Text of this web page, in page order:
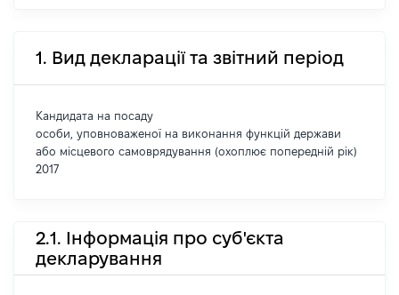
1. Вид декларації та звітний період
Кандидата на посаду
особи, уповноваженої на виконання функцій держави
або місцевого самоврядування (охоплює попередній рік)
2017
2.1. Інформація про суб'єкта
декларування